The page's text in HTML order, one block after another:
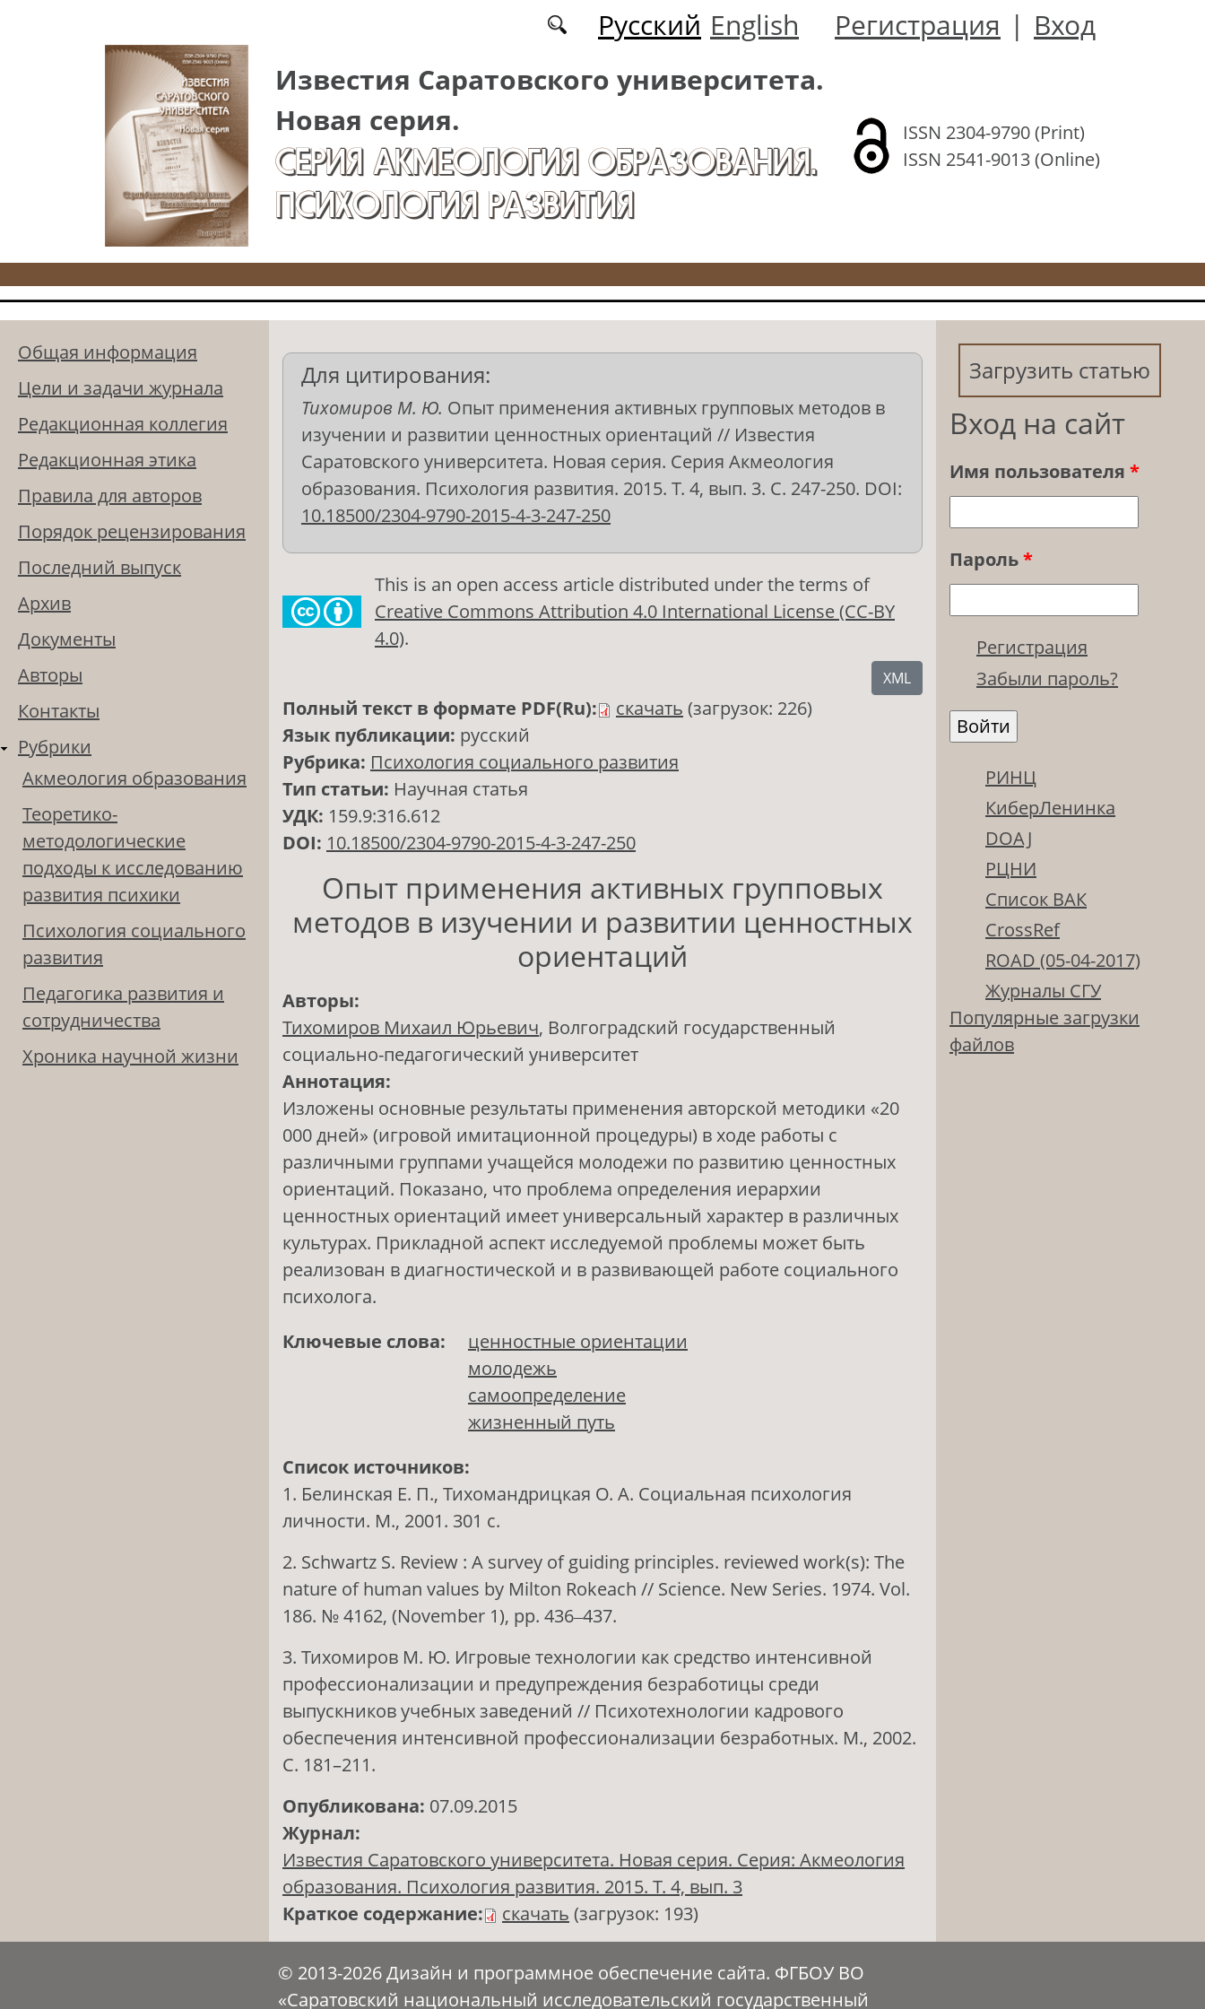
Русский English Регистрация | Вход
Известия Саратовского университета.
Новая серия.
СЕРИЯ АКМЕОЛОГИЯ ОБРАЗОВАНИЯ.
ПСИХОЛОГИЯ РАЗВИТИЯ
ISSN 2304-9790 (Print)
ISSN 2541-9013 (Online)
Общая информация
Цели и задачи журнала
Редакционная коллегия
Редакционная этика
Правила для авторов
Порядок рецензирования
Последний выпуск
Архив
Документы
Авторы
Контакты
Рубрики
Акмеология образования
Теоретико-
методологические
подходы к исследованию
развития психики
Психология социального
развития
Педагогика развития и
сотрудничества
Хроника научной жизни
Для цитирования:
Тихомиров М. Ю. Опыт применения активных групповых методов в
изучении и развитии ценностных ориентаций // Известия
Саратовского университета. Новая серия. Серия Акмеология
образования. Психология развития. 2015. Т. 4, вып. 3. С. 247-250. DOI:
10.18500/2304-9790-2015-4-3-247-250
This is an open access article distributed under the terms of
Creative Commons Attribution 4.0 International License (CC-BY
4.0).
XML
Полный текст в формате PDF(Ru): скачать (загрузок: 226)
Язык публикации: русский
Рубрика: Психология социального развития
Тип статьи: Научная статья
УДК: 159.9:316.612
DOI: 10.18500/2304-9790-2015-4-3-247-250
Опыт применения активных групповых
методов в изучении и развитии ценностных
ориентаций
Авторы:
Тихомиров Михаил Юрьевич, Волгоградский государственный
социально-педагогический университет
Аннотация:
Изложены основные результаты применения авторской методики «20
000 дней» (игровой имитационной процедуры) в ходе работы с
различными группами учащейся молодежи по развитию ценностных
ориентаций. Показано, что проблема определения иерархии
ценностных ориентаций имеет универсальный характер в различных
культурах. Прикладной аспект исследуемой проблемы может быть
реализован в диагностической и в развивающей работе социального
психолога.
Ключевые слова:
ценностные ориентации
молодежь
самоопределение
жизненный путь
Список источников:
1. Белинская Е. П., Тихомандрицкая О. А. Социальная психология
личности. М., 2001. 301 с.
2. Schwartz S. Review : A survey of guiding principles. reviewed work(s): The
nature of human values by Milton Rokeach // Science. New Series. 1974. Vol.
186. № 4162, (November 1), pp. 436‒437.
3. Тихомиров М. Ю. Игровые технологии как средство интенсивной
профессионализации и предупреждения безработицы среди
выпускников учебных заведений // Психотехнологии кадрового
обеспечения интенсивной профессионализации безработных. М., 2002.
С. 181–211.
Опубликована: 07.09.2015
Журнал:
Известия Саратовского университета. Новая серия. Серия: Акмеология
образования. Психология развития. 2015. Т. 4, вып. 3
Краткое содержание:
скачать (загрузок: 193)
Загрузить статью
Вход на сайт
Имя пользователя *
Пароль*
Регистрация
Забыли пароль?
РИНЦ
КиберЛенинка
DOAJ
РЦНИ
Список ВАК
CrossRef
ROAD (05-04-2017)
Журналы СГУ
Популярные загрузки
файлов
© 2013-2026 Дизайн и программное обеспечение сайта. ФГБОУ ВО
«Саратовский национальный исследовательский государственный